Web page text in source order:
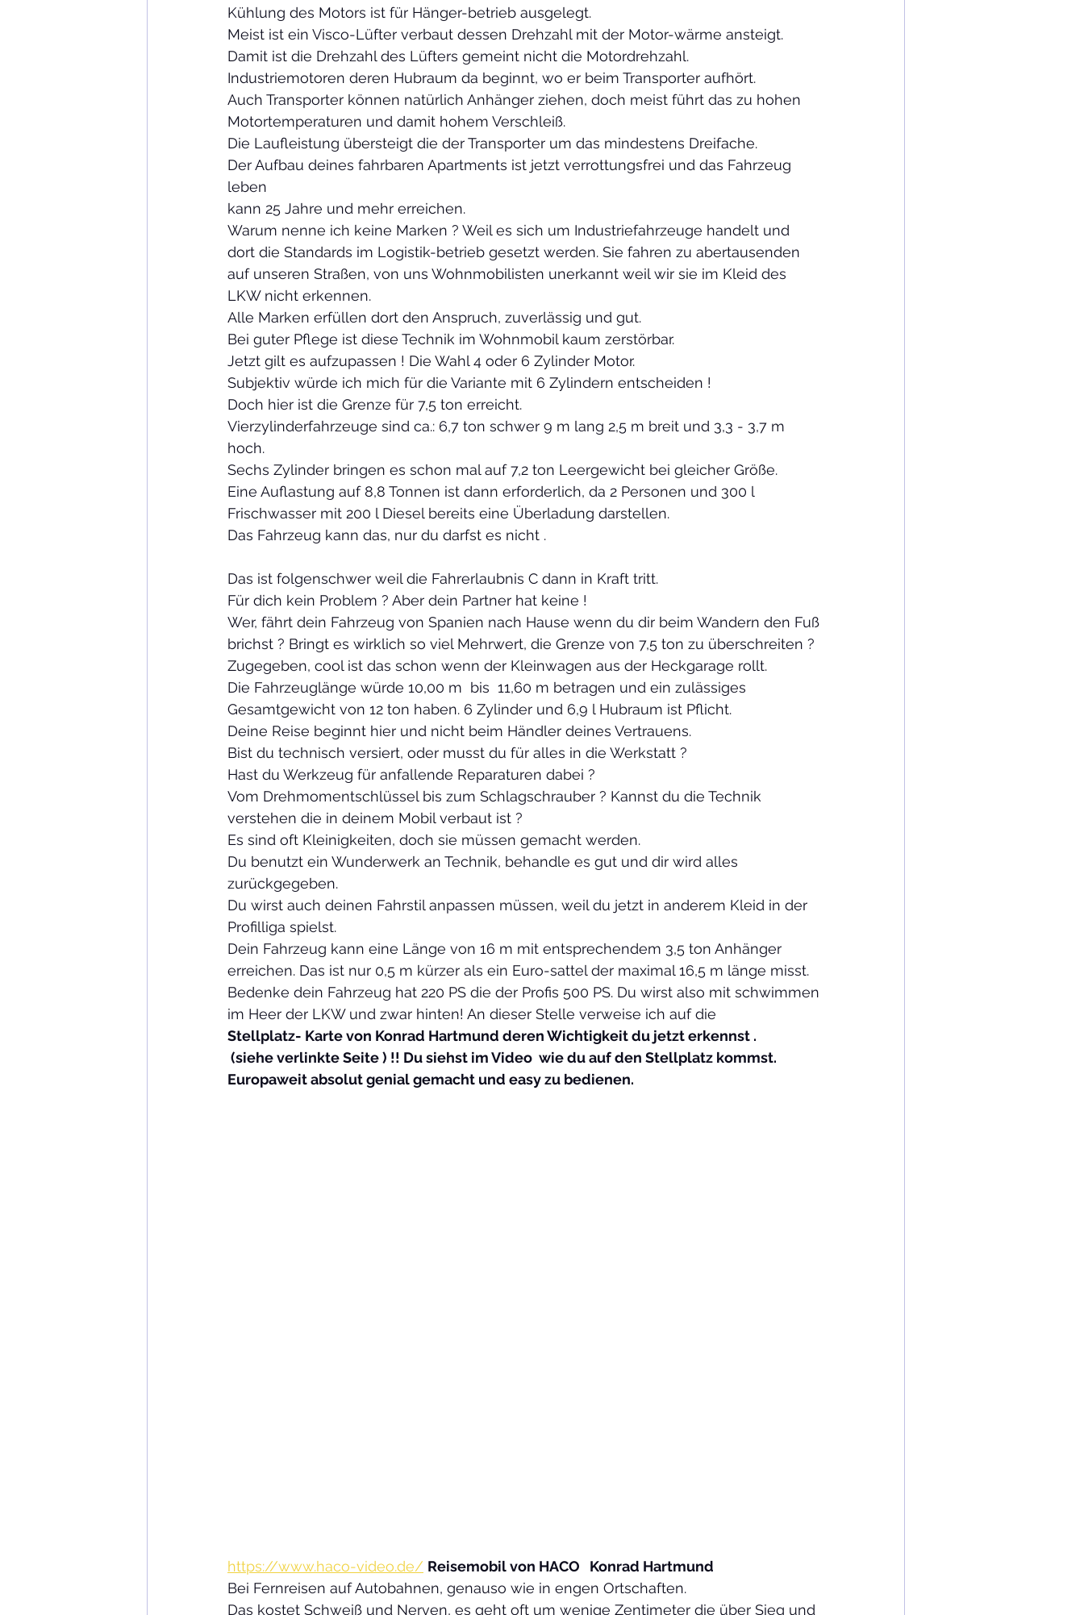
Kühlung des Motors ist für Hänger-betrieb ausgelegt.
Meist ist ein Visco-Lüfter verbaut dessen Drehzahl mit der Motor-wärme ansteigt.
Damit ist die Drehzahl des Lüfters gemeint nicht die Motordrehzahl.
Industriemotoren deren Hubraum da beginnt, wo er beim Transporter aufhört.
Auch Transporter können natürlich Anhänger ziehen, doch meist führt das zu hohen
Motortemperaturen und damit hohem Verschleiß.
Die Laufleistung übersteigt die der Transporter um das mindestens Dreifache.
Der Aufbau deines fahrbaren Apartments ist jetzt verrottungsfrei und das Fahrzeug
leben
kann 25 Jahre und mehr erreichen.
Warum nenne ich keine Marken ? Weil es sich um Industriefahrzeuge handelt und
dort die Standards im Logistik-betrieb gesetzt werden. Sie fahren zu abertausenden
auf unseren Straßen, von uns Wohnmobilisten unerkannt weil wir sie im Kleid des
LKW nicht erkennen.
Alle Marken erfüllen dort den Anspruch, zuverlässig und gut.
Bei guter Pflege ist diese Technik im Wohnmobil kaum zerstörbar.
Jetzt gilt es aufzupassen ! Die Wahl 4 oder 6 Zylinder Motor.
Subjektiv würde ich mich für die Variante mit 6 Zylindern entscheiden !
Doch hier ist die Grenze für 7,5 ton erreicht.
Vierzylinderfahrzeuge sind ca.: 6,7 ton schwer 9 m lang 2,5 m breit und 3,3 - 3,7 m
hoch.
Sechs Zylinder bringen es schon mal auf 7,2 ton Leergewicht bei gleicher Größe.
Eine Auflastung auf 8,8 Tonnen ist dann erforderlich, da 2 Personen und 300 l
Frischwasser mit 200 l Diesel bereits eine Überladung darstellen.
Das Fahrzeug kann das, nur du darfst es nicht .
Das ist folgenschwer weil die Fahrerlaubnis C dann in Kraft tritt.
Für dich kein Problem ? Aber dein Partner hat keine !
Wer, fährt dein Fahrzeug von Spanien nach Hause wenn du dir beim Wandern den Fuß
brichst ? Bringt es wirklich so viel Mehrwert, die Grenze von 7,5 ton zu überschreiten ?
Zugegeben, cool ist das schon wenn der Kleinwagen aus der Heckgarage rollt.
Die Fahrzeuglänge würde 10,00 m  bis  11,60 m betragen und ein zulässiges
Gesamtgewicht von 12 ton haben. 6 Zylinder und 6,9 l Hubraum ist Pflicht.
Deine Reise beginnt hier und nicht beim Händler deines Vertrauens.
Bist du technisch versiert, oder musst du für alles in die Werkstatt ?
Hast du Werkzeug für anfallende Reparaturen dabei ?
Vom Drehmomentschlüssel bis zum Schlagschrauber ? Kannst du die Technik
verstehen die in deinem Mobil verbaut ist ?
Es sind oft Kleinigkeiten, doch sie müssen gemacht werden.
Du benutzt ein Wunderwerk an Technik, behandle es gut und dir wird alles
zurückgegeben.
Du wirst auch deinen Fahrstil anpassen müssen, weil du jetzt in anderem Kleid in der
Profilliga spielst.
Dein Fahrzeug kann eine Länge von 16 m mit entsprechendem 3,5 ton Anhänger
erreichen. Das ist nur 0,5 m kürzer als ein Euro-sattel der maximal 16,5 m länge misst.
Bedenke dein Fahrzeug hat 220 PS die der Profis 500 PS. Du wirst also mit schwimmen
im Heer der LKW und zwar hinten! An dieser Stelle verweise ich auf die
Stellplatz- Karte von Konrad Hartmund deren Wichtigkeit du jetzt erkennst .
Europaweit absolut genial gemacht und easy zu bedienen.
https://www.haco-video.de/ Reisemobil von HACO   Konrad Hartmund
Bei Fernreisen auf Autobahnen, genauso wie in engen Ortschaften.
Das kostet Schweiß und Nerven, es geht oft um wenige Zentimeter die über Sieg und